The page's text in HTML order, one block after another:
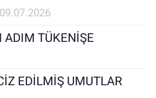
09.07.2026
ADIM TÜKENİŞE
EDİLMİŞ UMUTLAR